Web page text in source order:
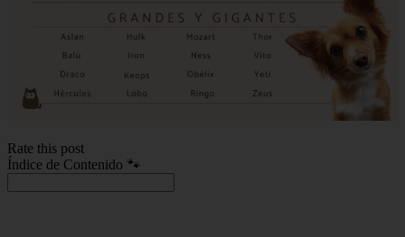
Rate this post
Índice de Contenido 🐾